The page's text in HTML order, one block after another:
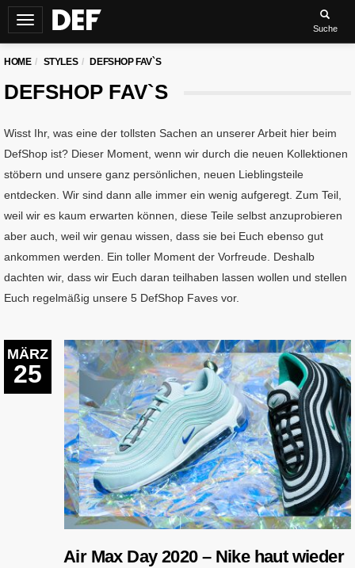
Navigation
umschalten
Suche
HOME STYLES DEFSHOP FAV`S
DEFSHOP FAV`S
Wisst Ihr, was eine der tollsten Sachen an unserer Arbeit hier beim
DefShop ist? Dieser Moment, wenn wir durch die neuen Kollektionen
stöbern und unsere ganz persönlichen, neuen Lieblingsteile
entdecken. Wir sind dann alle immer ein wenig aufgeregt. Zum Teil,
weil wir es kaum erwarten können, diese Teile selbst anzuprobieren
aber auch, weil wir genau wissen, dass sie bei Euch ebenso gut
ankommen werden. Ein toller Moment der Vorfreude. Deshalb
dachten wir, dass wir Euch daran teilhaben lassen wollen und stellen
Euch regelmäßig unsere 5 DefShop Faves vor.
MÄRZ
25
Air Max Day 2020 – Nike haut wieder